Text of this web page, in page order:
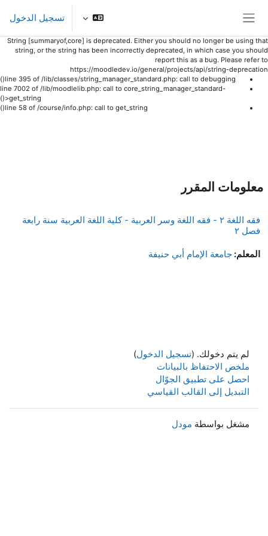
String [summaryof,core] is deprecated. Either you should no longer be using that
string, or the string has been incorrectly deprecated, in which case you should
report this as a bug. Please refer to
https://moodledev.io/general/projects/api/string-deprecation
line 395 of /lib/classes/string_manager_standard.php: call to debugging()
line 7002 of /lib/moodlelib.php: call to core_string_manager_standard-
>get_string()
line 58 of /course/info.php: call to get_string()
تسجيل الدخول
معلومات المقرر
فقه اللغة ٢ - فقه اللغة وسر العربية - كلية اللغة العربية سنة رابعة
فصل ٢
المعلم: جامعة الإمام أبي حنيفة
لم يتم دخولك. (تسجيل الدخول)
ملخص الاحتفاظ بالبيانات
احصل على تطبيق الجوّال
التبديل إلى القالب القياسي
مشغل بواسطة مودل